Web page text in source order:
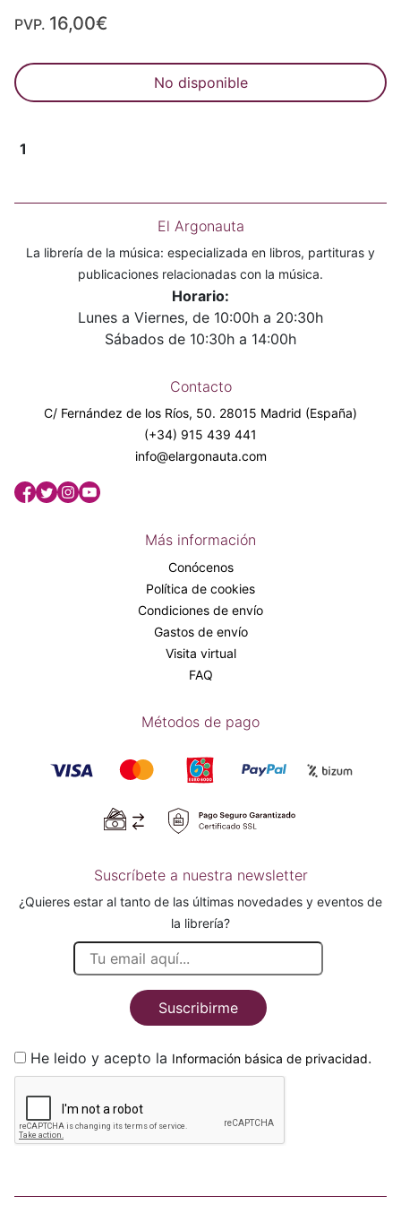
PVP. 16,00€
No disponible
1
El Argonauta
La librería de la música: especializada en libros, partituras y
publicaciones relacionadas con la música.
Horario:
Lunes a Viernes, de 10:00h a 20:30h
Sábados de 10:30h a 14:00h
Contacto
C/ Fernández de los Ríos, 50. 28015 Madrid (España)
(+34) 915 439 441
info@elargonauta.com
Más información
Conócenos
Política de cookies
Condiciones de envío
Gastos de envío
Visita virtual
FAQ
Métodos de pago
Suscríbete a nuestra newsletter
¿Quieres estar al tanto de las últimas novedades y eventos de
la librería?
Suscribirme
He leido y acepto la Información básica de privacidad.